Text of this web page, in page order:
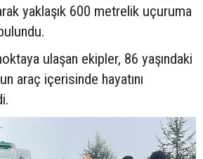
yaklaşık 600 metrelik uçuruma
ulaşan ekipler, 86 yaşındaki
araç içerisinde hayatını